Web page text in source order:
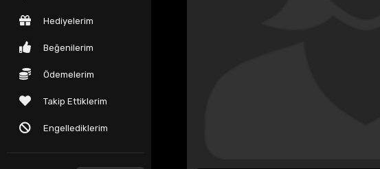
Hediyelerim
Beğenilerim
Ödemelerim
Takip Ettiklerim
Engellediklerim